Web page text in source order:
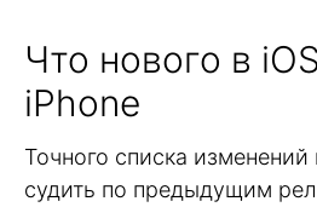
Что нового в
iPhone
Точного списка изменений
судить по предыдущим